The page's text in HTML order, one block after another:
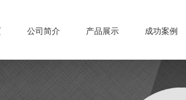
公司简介 产品展示 成功案例